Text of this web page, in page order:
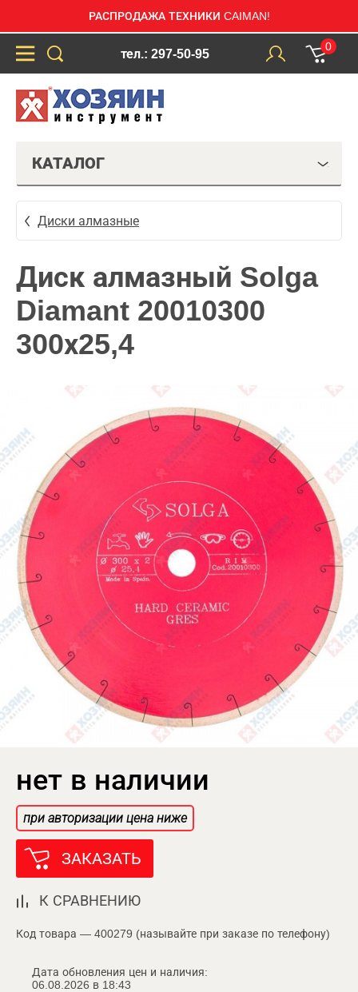
РАСПРОДАЖА ТЕХНИКИ CAIMAN!
тел.: 297-50-95
0
КАТАЛОГ
Диски алмазные
Диск алмазный Solga
Diamant 20010300
300х25,4
нет в наличии
при авторизации цена ниже
ЗАКАЗАТЬ
К СРАВНЕНИЮ
Код товара — 400279 (называйте при заказе по телефону)
Дата обновления цен и наличия:
06.08.2026 в 18:43